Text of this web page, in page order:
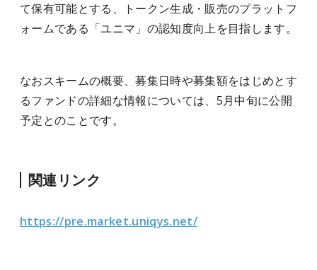
て保有可能とする、トークン生成・販売のプラットフ
ォームである「ユニマ」の認知度向上を目指します。
なおスキームの概要、募集日時や募集額をはじめとす
るファンドの詳細な情報については、5月中旬に公開
予定とのことです。
関連リンク
https://pre.market.uniqys.net/